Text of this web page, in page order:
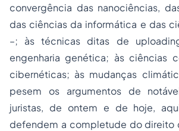
convergência das nanociências,
das ciências da informática e das
–; às técnicas ditas de
engenharia genética; às ciências
cibernéticas; às mudanças
pesem os argumentos de
juristas, de ontem e de hoje,
defendem a completude do direito